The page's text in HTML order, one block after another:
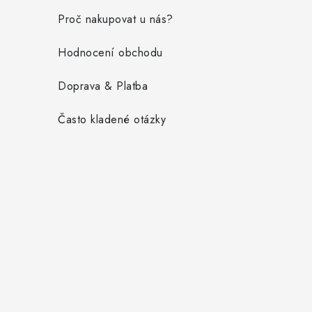
Proč nakupovat u nás?
Hodnocení obchodu
Doprava & Platba
Často kladené otázky